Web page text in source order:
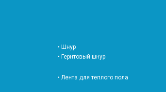
• Шнур
• Гернтовый шнур
• Лента для теплого пола